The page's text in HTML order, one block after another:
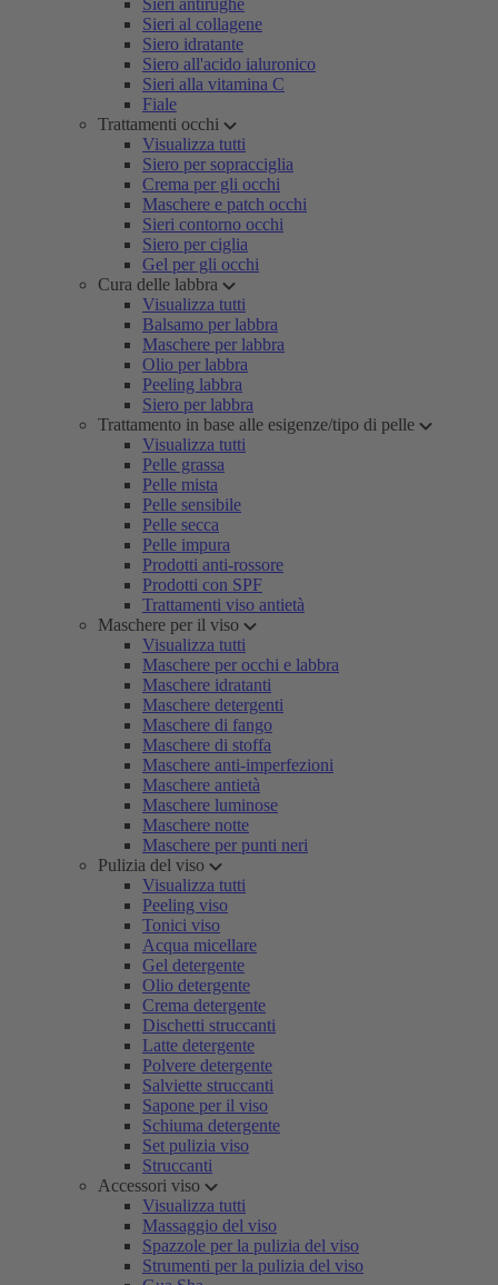
Sieri antirughe
Sieri al collagene
Siero idratante
Siero all'acido ialuronico
Sieri alla vitamina C
Fiale
Trattamenti occhi
Visualizza tutti
Siero per sopracciglia
Crema per gli occhi
Maschere e patch occhi
Sieri contorno occhi
Siero per ciglia
Gel per gli occhi
Cura delle labbra
Visualizza tutti
Balsamo per labbra
Maschere per labbra
Olio per labbra
Peeling labbra
Siero per labbra
Trattamento in base alle esigenze/tipo di pelle
Visualizza tutti
Pelle grassa
Pelle mista
Pelle sensibile
Pelle secca
Pelle impura
Prodotti anti-rossore
Prodotti con SPF
Trattamenti viso antietà
Maschere per il viso
Visualizza tutti
Maschere per occhi e labbra
Maschere idratanti
Maschere detergenti
Maschere di fango
Maschere di stoffa
Maschere anti-imperfezioni
Maschere antietà
Maschere luminose
Maschere notte
Maschere per punti neri
Pulizia del viso
Visualizza tutti
Peeling viso
Tonici viso
Acqua micellare
Gel detergente
Olio detergente
Crema detergente
Dischetti struccanti
Latte detergente
Polvere detergente
Salviette struccanti
Sapone per il viso
Schiuma detergente
Set pulizia viso
Struccanti
Accessori viso
Visualizza tutti
Massaggio del viso
Spazzole per la pulizia del viso
Strumenti per la pulizia del viso